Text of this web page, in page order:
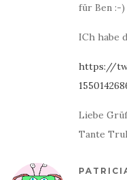
für Ben :-)
ICh habe
https://
Liebe
Tante